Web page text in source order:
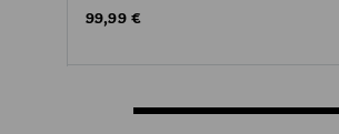
Original Price
99,99 €